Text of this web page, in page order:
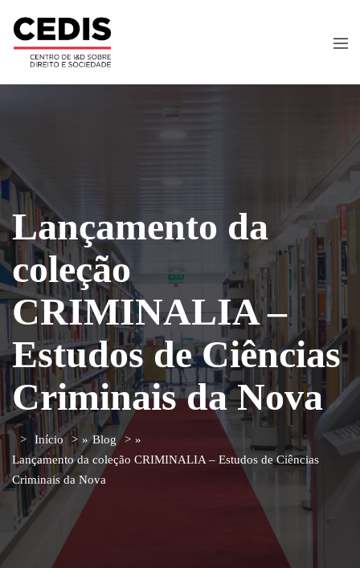
Lançamento da
coleção
CRIMINALIA –
Estudos de Ciências
Criminais da Nova
Início » Blog
»
Lançamento da coleção CRIMINALIA – Estudos de Ciências
Criminais da Nova